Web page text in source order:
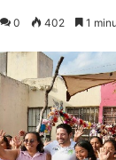
0 402 1